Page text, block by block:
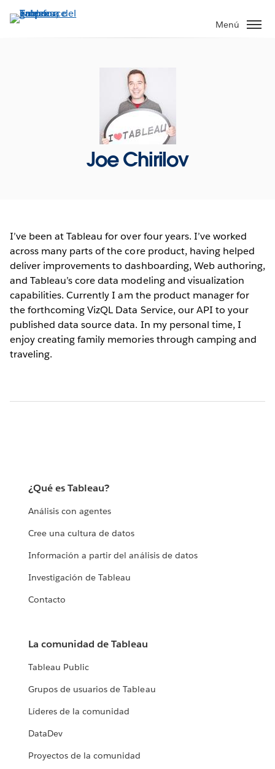
Menú
Joe Chirilov
I’ve been at Tableau for over four years. I’ve worked
across many parts of the core product, having helped
deliver improvements to dashboarding, Web authoring,
and Tableau’s core data modeling and visualization
capabilities. Currently I am the product manager for
the forthcoming VizQL Data Service, our API to your
published data source data. In my personal time, I
enjoy creating family memories through camping and
traveling.
¿Qué es Tableau?
Análisis con agentes
Cree una cultura de datos
Información a partir del análisis de datos
Investigación de Tableau
Contacto
La comunidad de Tableau
Tableau Public
Grupos de usuarios de Tableau
Líderes de la comunidad
DataDev
Proyectos de la comunidad